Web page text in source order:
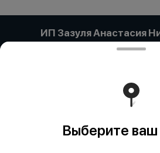
ИП Зазуля Анастасия
Компания:: ИП ЗАЗУЛЯ
Работает на эффективном ядре
Выберите ваш